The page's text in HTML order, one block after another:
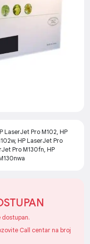
LaserJet Pro M102, HP
HP LaserJet Pro
Pro M130fn, HP
Call centar na broj